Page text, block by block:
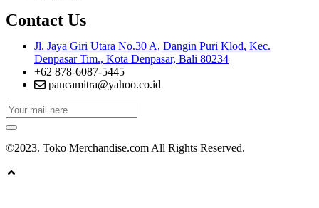
Contact Us
Jl. Jaya Giri Utara No.30 A, Dangin Puri Klod, Kec.
Denpasar Tim., Kota Denpasar, Bali 80234
+62 878-6087-5445
pancamitra@yahoo.co.id
©2023. Toko Merchandise.com All Rights Reserved.